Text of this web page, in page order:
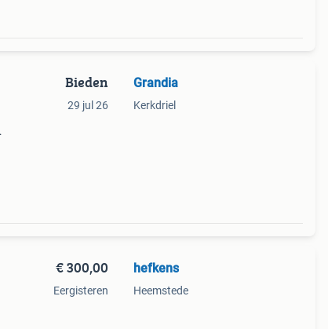
Bieden
29 jul 26
Grandia
Kerkdriel
€ 300,00
Eergisteren
hefkens
Heemstede